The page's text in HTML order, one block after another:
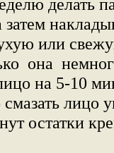
делать
или
она
на 5-10
смазать
остатки